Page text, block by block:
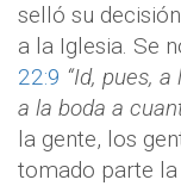
selló su
a la Iglesia. Se
22:9 “Id, pues,
a la boda a
la gente, los
tomado parte